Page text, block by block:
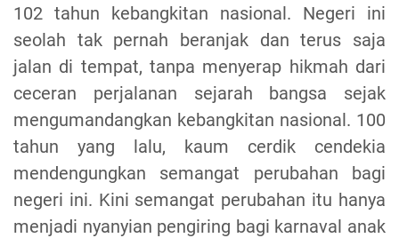
102 tahun kebangkitan nasional. Negeri ini
seolah tak pernah beranjak dan terus saja
jalan di tempat, tanpa menyerap hikmah dari
ceceran perjalanan sejarah bangsa sejak
mengumandangkan kebangkitan nasional. 100
tahun yang lalu, kaum cerdik cendekia
mendengungkan semangat perubahan bagi
negeri ini. Kini semangat perubahan itu hanya
menjadi nyanyian pengiring bagi karnaval anak